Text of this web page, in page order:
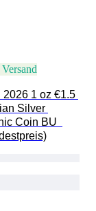
2026 1 oz €1.5
Silver
Coin BU